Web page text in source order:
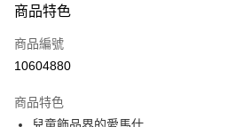
6 期 0 利率 每期
合作金庫商業銀行
上海商業儲蓄銀行
臺灣中小企業銀行
LINE Pay
Apple Pay
街口支付
商品特色
商品編號
10604880
商品特色